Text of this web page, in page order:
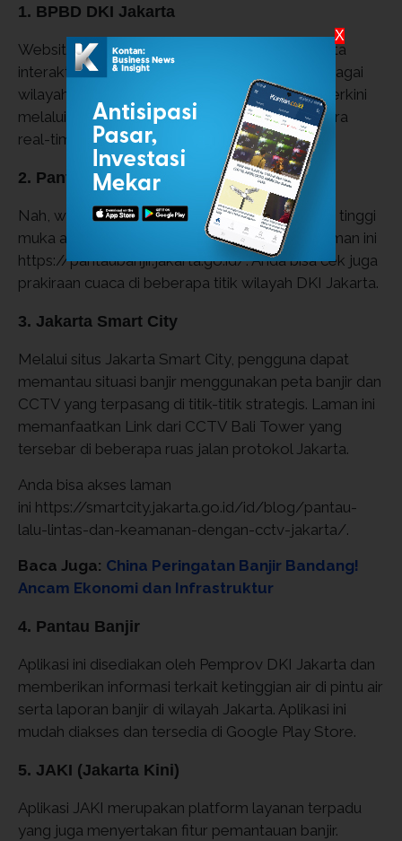
1. BPBD DKI Jakarta
Website resmi BPBD Jakarta menyediakan peta
interaktif dan informasi mengenai banjir di berbagai
wilayah Jakarta. Anda bisa mengecek kondisi terkini
melalui peta dengan data yang diperbarui secara
real-time.
2. Pantau Banjir
Nah, websiteup to dateyang menyajikan data tinggi
muka air dan pompa air yang tersedia lewat laman ini
https://pantaubanjir.jakarta.go.id/. Anda bisa cek juga
prakiraan cuaca di beberapa titik wilayah DKI Jakarta.
3. Jakarta Smart City
Melalui situs Jakarta Smart City, pengguna dapat
memantau situasi banjir menggunakan peta banjir dan
CCTV yang terpasang di titik-titik strategis. Laman ini
memanfaatkan Link dari CCTV Bali Tower yang
tersebar di beberapa ruas jalan protokol Jakarta.
Anda bisa akses laman
ini https://smartcity.jakarta.go.id/id/blog/pantau-
lalu-lintas-dan-keamanan-dengan-cctv-jakarta/.
Baca Juga: China Peringatan Banjir Bandang!
Ancam Ekonomi dan Infrastruktur
4. Pantau Banjir
Aplikasi ini disediakan oleh Pemprov DKI Jakarta dan
memberikan informasi terkait ketinggian air di pintu air
serta laporan banjir di wilayah Jakarta. Aplikasi ini
mudah diakses dan tersedia di Google Play Store.
5. JAKI (Jakarta Kini)
Aplikasi JAKI merupakan platform layanan terpadu
yang juga menyertakan fitur pemantauan banjir.
X